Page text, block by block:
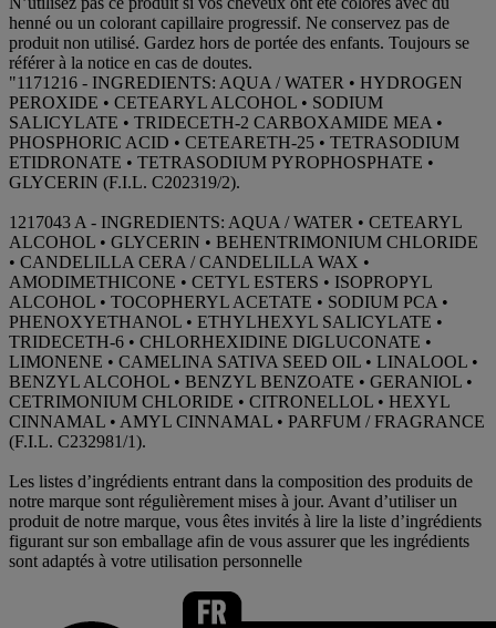
henné ou un colorant capillaire progressif. Ne conservez pas de
produit non utilisé. Gardez hors de portée des enfants. Toujours se
référer à la notice en cas de doutes.
"1171216 - INGREDIENTS: AQUA / WATER • HYDROGEN
PEROXIDE • CETEARYL ALCOHOL • SODIUM
SALICYLATE • TRIDECETH-2 CARBOXAMIDE MEA •
PHOSPHORIC ACID • CETEARETH-25 • TETRASODIUM
ETIDRONATE • TETRASODIUM PYROPHOSPHATE •
GLYCERIN (F.I.L. C202319/2).
1217043 A - INGREDIENTS: AQUA / WATER • CETEARYL
ALCOHOL • GLYCERIN • BEHENTRIMONIUM CHLORIDE
• CANDELILLA CERA / CANDELILLA WAX •
AMODIMETHICONE • CETYL ESTERS • ISOPROPYL
ALCOHOL • TOCOPHERYL ACETATE • SODIUM PCA •
PHENOXYETHANOL • ETHYLHEXYL SALICYLATE •
TRIDECETH-6 • CHLORHEXIDINE DIGLUCONATE •
LIMONENE • CAMELINA SATIVA SEED OIL • LINALOOL •
BENZYL ALCOHOL • BENZYL BENZOATE • GERANIOL •
CETRIMONIUM CHLORIDE • CITRONELLOL • HEXYL
CINNAMAL • AMYL CINNAMAL • PARFUM / FRAGRANCE
(F.I.L. C232981/1).
Les listes d’ingrédients entrant dans la composition des produits de
notre marque sont régulièrement mises à jour. Avant d’utiliser un
produit de notre marque, vous êtes invités à lire la liste d’ingrédients
figurant sur son emballage afin de vous assurer que les ingrédients
sont adaptés à votre utilisation personnelle